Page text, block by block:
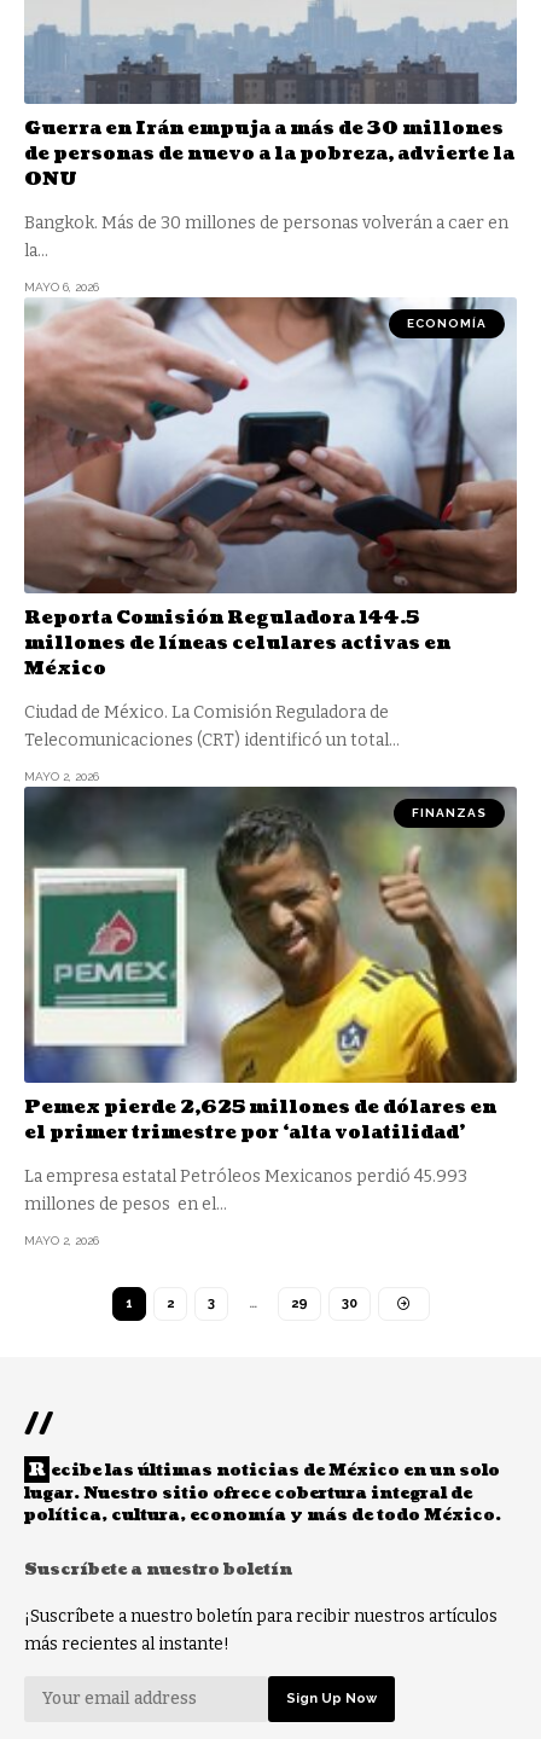
Guerra en Irán empuja a más de 30 millones
de personas de nuevo a la pobreza, advierte la
ONU
Bangkok. Más de 30 millones ⁠de personas volverán a caer en
la…
MAYO 6, 2026
ECONOMÍA
Reporta Comisión Reguladora 144.5
millones de líneas celulares activas en
México
Ciudad de México. La Comisión Reguladora de
Telecomunicaciones (CRT) identificó un total…
MAYO 2, 2026
FINANZAS
Pemex pierde 2,625 millones de dólares en
el primer trimestre por ‘alta volatilidad’
La empresa estatal Petróleos Mexicanos perdió 45.993
millones de pesos en el…
MAYO 2, 2026
1 2 3 … 29 30
//
R ecibe las últimas noticias de México en un solo
lugar. Nuestro sitio ofrece cobertura integral de
política, cultura, economía y más de todo México.
Suscríbete a nuestro boletín
¡Suscríbete a nuestro boletín para recibir nuestros artículos
más recientes al instante!